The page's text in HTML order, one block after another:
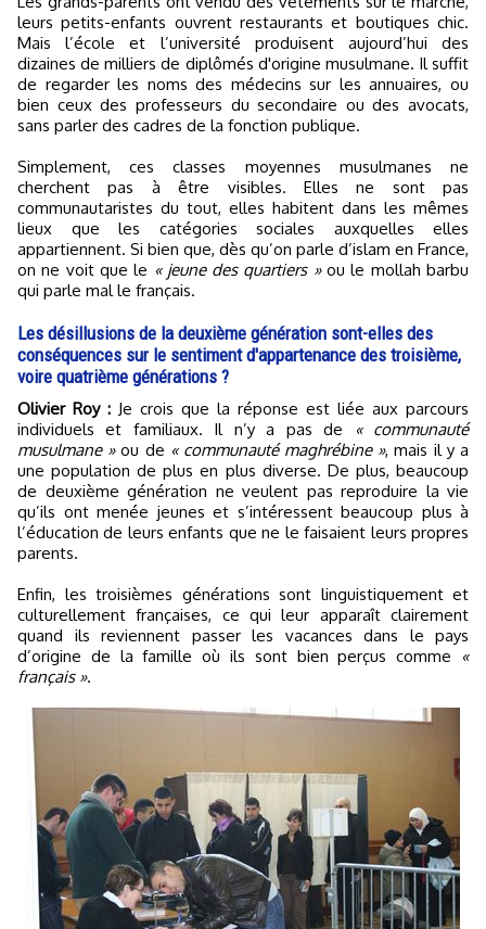
leurs petits-enfants ouvrent restaurants et boutiques chic.
Mais l’école et l’université produisent aujourd’hui des
dizaines de milliers de diplômés d'origine musulmane. Il suffit
de regarder les noms des médecins sur les annuaires, ou
bien ceux des professeurs du secondaire ou des avocats,
sans parler des cadres de la fonction publique.
Simplement, ces classes moyennes musulmanes ne
cherchent pas à être visibles. Elles ne sont pas
communautaristes du tout, elles habitent dans les mêmes
lieux que les catégories sociales auxquelles elles
appartiennent. Si bien que, dès qu’on parle d’islam en France,
on ne voit que le « jeune des quartiers »ou le mollah barbu
qui parle mal le français.
Les désillusions de la deuxième génération sont-elles des
conséquences sur le sentiment d'appartenance des troisième,
voire quatrième générations ?
Olivier Roy : Je crois que la réponse est liée aux parcours
individuels et familiaux. Il n’y a pas de
« communauté
musulmane »ou de « communauté maghrébine », mais il y a
une population de plus en plus diverse. De plus, beaucoup
de deuxième génération ne veulent pas reproduire la vie
qu’ils ont menée jeunes et s’intéressent beaucoup plus à
l’éducation de leurs enfants que ne le faisaient leurs propres
parents.
Enfin, les troisièmes générations sont linguistiquement et
culturellement françaises, ce qui leur apparaît clairement
quand ils reviennent passer les vacances dans le pays
d’origine de la famille où ils sont bien perçus comme
«
français ».